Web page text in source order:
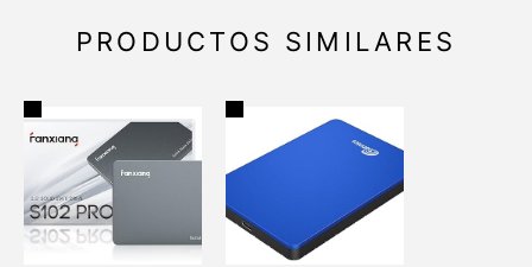
PRODUCTOS SIMILARES